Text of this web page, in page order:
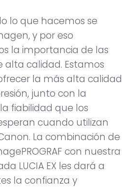
lo que hacemos se
y por eso
la importancia de las
alta calidad. Estamos
la más alta calidad
junto con la
fiabilidad que los
cuando utilizan
La combinación de
con nuestra
LUCIA EX les dará a
la confianza y